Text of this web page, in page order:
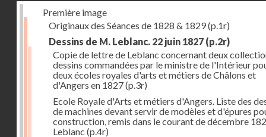
Première image
Originaux des Séances de 1828 & 1829(p.1r)
Dessins de M. Leblanc. 22 juin 1827 (p.2r)
Copie de lettre de Leblanc concernant deux
dessins commandées par le ministre de l'Intérieur
deux écoles royales d'arts et métiers de Châlons et
d'Angers en 1827(p.3r)
Ecole Royale d'Arts et métiers d'Angers. Liste des
de machines devant servir de modèles et d'épures
construction, remis dans le courant de décembre
Leblanc (p.4r)